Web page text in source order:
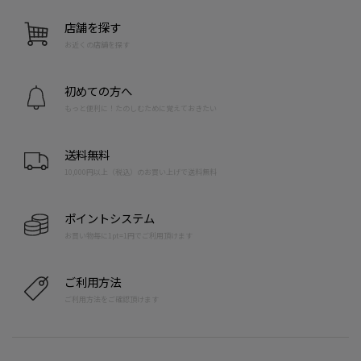
店舗を探す
お近くの店舗を探す
初めての方へ
もっと便利に！たのしむために覚えておきたい
送料無料
10,000円以上（税込）のお買い上げで送料無料
ポイントシステム
お買い物毎に1pt=1円でご利用頂けます
ご利用方法
ご利用方法をご確認頂けます